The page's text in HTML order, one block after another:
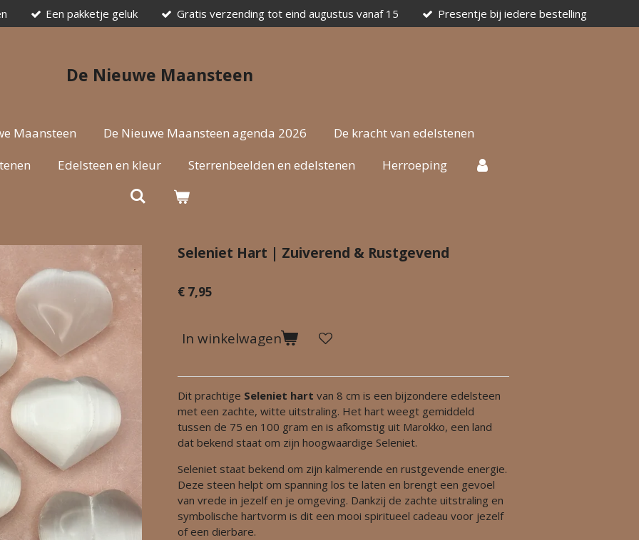
Een pakketje geluk Gratis verzending tot eind augustus vanaf 15 Presentje bij iedere bestelling
De Nieuwe Maansteen
Maansteen De Nieuwe Maansteen agenda 2026
De kracht van edelstenen
Edelsteen en kleur Sterrenbeelden en edelstenen Herroeping
Seleniet Hart | Zuiverend & Rustgevend
€ 7,95
In winkelwagen
Dit prachtige Seleniet hart van 8 cm is een bijzondere edelsteen
met een zachte, witte uitstraling. Het hart weegt gemiddeld
tussen de 75 en 100 gram en is afkomstig uit Marokko, een land
dat bekend staat om zijn hoogwaardige Seleniet.
Seleniet staat bekend om zijn kalmerende en rustgevende energie.
Deze steen helpt om spanning los te laten en brengt een gevoel
van vrede in jezelf en je omgeving. Dankzij de zachte uitstraling en
symbolische hartvorm is dit een mooi spiritueel cadeau voor jezelf
of een dierbare.